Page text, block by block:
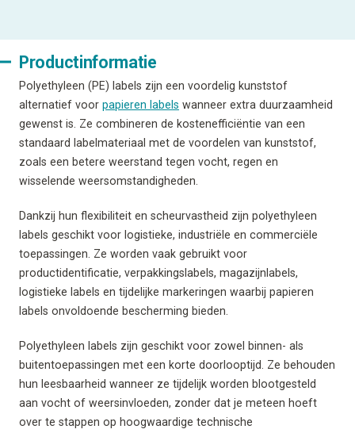
Productinformatie
Polyethyleen (PE) labels zijn een voordelig kunststof
alternatief voor papieren labels wanneer extra duurzaamheid
gewenst is. Ze combineren de kostenefficiëntie van een
standaard labelmateriaal met de voordelen van kunststof,
zoals een betere weerstand tegen vocht, regen en
wisselende weersomstandigheden.
Dankzij hun flexibiliteit en scheurvastheid zijn polyethyleen
labels geschikt voor logistieke, industriële en commerciële
toepassingen. Ze worden vaak gebruikt voor
productidentificatie, verpakkingslabels, magazijnlabels,
logistieke labels en tijdelijke markeringen waarbij papieren
labels onvoldoende bescherming bieden.
Polyethyleen labels zijn geschikt voor zowel binnen- als
buitentoepassingen met een korte doorlooptijd. Ze behouden
hun leesbaarheid wanneer ze tijdelijk worden blootgesteld
aan vocht of weersinvloeden, zonder dat je meteen hoeft
over te stappen op hoogwaardige technische